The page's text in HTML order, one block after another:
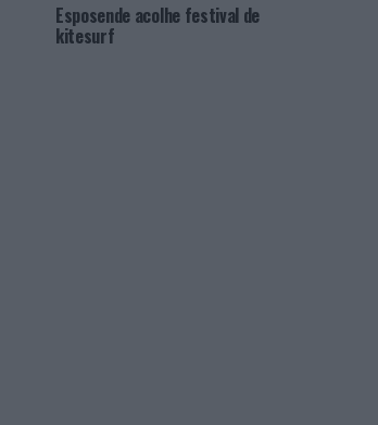
Esposende acolhe festival de
kitesurf